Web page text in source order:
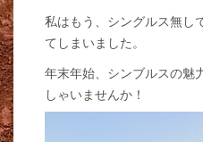
私はもう、シングルス無し
てしまいました。
年末年始、シンブルスの魅
しゃいませんか！